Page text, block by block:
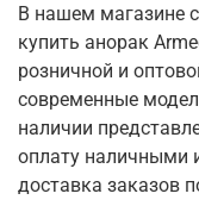
В нашем магазине
купить анорак
розничной и
современные
наличии
оплату наличными
доставка заказов